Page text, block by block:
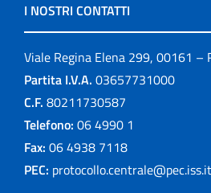
I NOSTRI CONTATTI
Viale Regina Elena 299, 00161 –
Partita I.V.A. 03657731000
C.F. 80211730587
Telefono: 06 4990 1
Fax: 06 4938 7118
PEC: protocollo.centrale@pec.iss.it